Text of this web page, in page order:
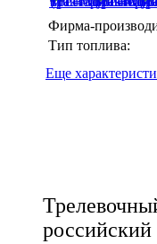
Фирма-
Тип топлива:
Еще
российский